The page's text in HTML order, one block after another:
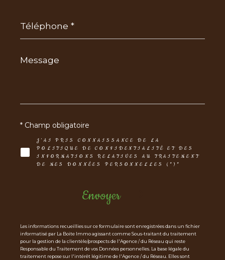
*
Message
*
J'AI PRIS CONNAISSANCE DE LA
POLITIQUE DE CONFIDENTIALITÉ ET DES
INFORMATIONS RELATIVES AU TRAITEMENT
DE MES DONNÉES PERSONNELLES (*)*
* Champ obligatoire
Envoyer
Les informations recueillies sur ce formulaire sont enregistrées dans un fichier
informatisé par La Boite Immo agissant comme Sous-traitant du traitement
pour la gestion de la clientèle/prospects de l'Agence / du Réseau qui reste
Responsable du Traitement de vos Données personnelles. La base légale du
traitement repose sur l'intérêt légitime de l'Agence / du Réseau. Elles sont